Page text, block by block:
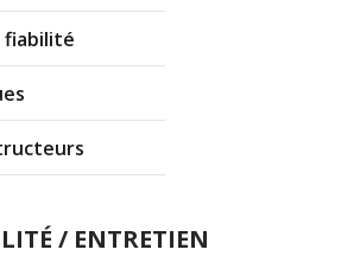
fiabilité
/ ENTRETIEN